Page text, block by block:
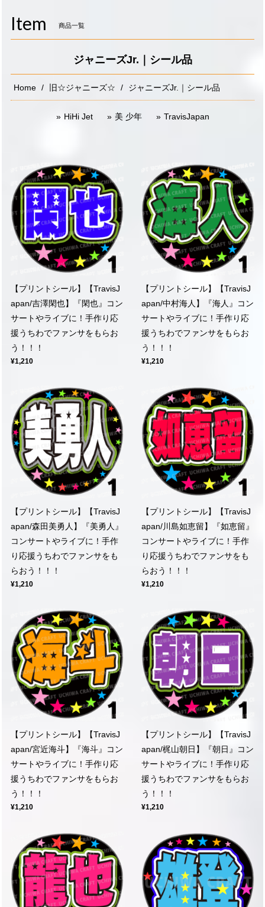
Item 商品一覧
ジャニーズJr.｜シール品
Home 旧☆ジャニーズ☆ ジャニーズJr.｜シール品
HiHi Jet 美 少年 TravisJapan
【プリントシール】【TravisJ
apan/吉澤閑也】『閑也』コン
サートやライブに！手作り応
援うちわでファンサをもらお
う！！！
¥1,210
【プリントシール】【TravisJ
apan/中村海人】『海人』コン
サートやライブに！手作り応
援うちわでファンサをもらお
う！！！
¥1,210
【プリントシール】【TravisJ
apan/森田美勇人】『美勇人』
コンサートやライブに！手作
り応援うちわでファンサをも
らおう！！！
¥1,210
【プリントシール】【TravisJ
apan/川島如恵留】『如恵留』
コンサートやライブに！手作
り応援うちわでファンサをも
らおう！！！
¥1,210
【プリントシール】【TravisJ
apan/宮近海斗】『海斗』コン
サートやライブに！手作り応
援うちわでファンサをもらお
う！！！
¥1,210
【プリントシール】【TravisJ
apan/梶山朝日】『朝日』コン
サートやライブに！手作り応
援うちわでファンサをもらお
う！！！
¥1,210